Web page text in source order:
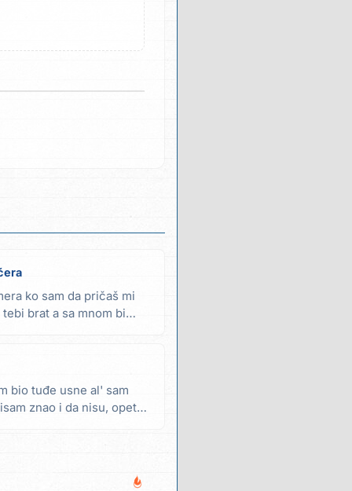
ko sam da pričaš mi
brat a sa mnom bi
bio tuđe usne al' sam
znao i da nisu, opet